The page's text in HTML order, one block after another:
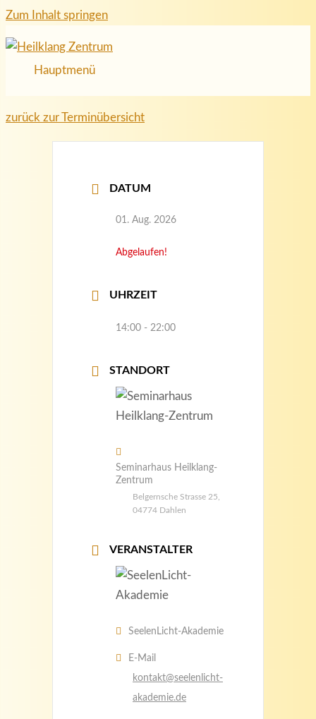
Zum Inhalt springen
Hauptmenü
zurück zur Terminübersicht
DATUM
01. Aug. 2026
Abgelaufen!
UHRZEIT
14:00 - 22:00
STANDORT
Seminarhaus Heilklang-
Zentrum
Belgernsche Strasse 25,
04774 Dahlen
VERANSTALTER
SeelenLicht-Akademie
E-Mail
kontakt@seelenlicht-
akademie.de